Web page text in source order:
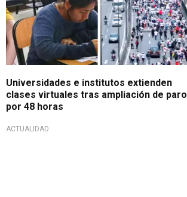
Universidades e institutos extienden
clases virtuales tras ampliación de paro
por 48 horas
ACTUALIDAD